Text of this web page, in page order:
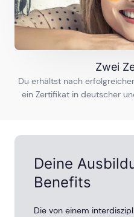
23Ausbildungen
Ausbildungen
Ulm
Zwei
Du erhältst nach
ein Zertifikat in deutscher
Deine
Benefits
Die von einem